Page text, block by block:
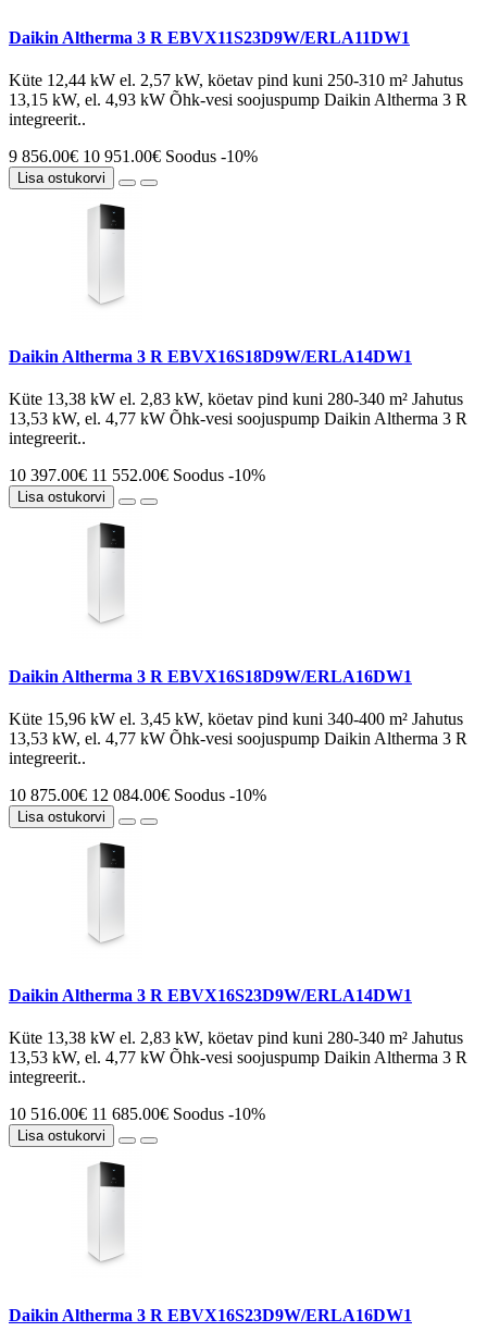
Daikin Altherma 3 R EBVX11S23D9W/ERLA11DW1
Küte 12,44 kW el. 2,57 kW, köetav pind kuni 250-310 m² Jahutus
13,15 kW, el. 4,93 kW Õhk-vesi soojuspump Daikin Altherma 3 R
integreerit..
9 856.00€ 10 951.00€ Soodus -10%
Lisa ostukorvi
Daikin Altherma 3 R EBVX16S18D9W/ERLA14DW1
Küte 13,38 kW el. 2,83 kW, köetav pind kuni 280-340 m² Jahutus
13,53 kW, el. 4,77 kW Õhk-vesi soojuspump Daikin Altherma 3 R
integreerit..
10 397.00€ 11 552.00€ Soodus -10%
Lisa ostukorvi
Daikin Altherma 3 R EBVX16S18D9W/ERLA16DW1
Küte 15,96 kW el. 3,45 kW, köetav pind kuni 340-400 m² Jahutus
13,53 kW, el. 4,77 kW Õhk-vesi soojuspump Daikin Altherma 3 R
integreerit..
10 875.00€ 12 084.00€ Soodus -10%
Lisa ostukorvi
Daikin Altherma 3 R EBVX16S23D9W/ERLA14DW1
Küte 13,38 kW el. 2,83 kW, köetav pind kuni 280-340 m² Jahutus
13,53 kW, el. 4,77 kW Õhk-vesi soojuspump Daikin Altherma 3 R
integreerit..
10 516.00€ 11 685.00€ Soodus -10%
Lisa ostukorvi
Daikin Altherma 3 R EBVX16S23D9W/ERLA16DW1